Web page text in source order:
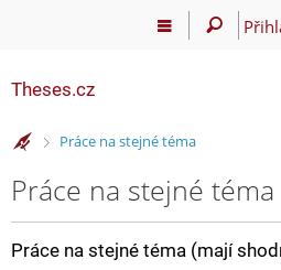
Theses.cz
>Práce na stejné téma
Práce na stejné téma
Práce na stejné téma (mají